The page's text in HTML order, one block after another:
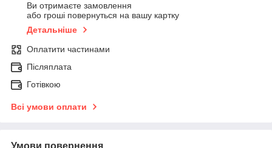
Ви отримаєте замовлення
або гроші повернуться на вашу картку
Детальніше
Оплатити частинами
Післяплата
Готівкою
Всі умови оплати